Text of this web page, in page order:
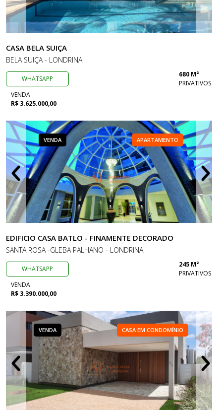
CASA BELA SUIÇA
BELA SUIÇA - LONDRINA
WHATSAPP
680 M²
PRIVATIVOS
VENDA
R$ 3.625.000,00
VENDA APARTAMENTO
EDIFICIO CASA BATLO - FINAMENTE DECORADO
SANTA ROSA -GLEBA PALHANO - LONDRINA
WHATSAPP
245 M²
PRIVATIVOS
VENDA
R$ 3.390.000,00
VENDA CASA EM CONDOMÍNIO